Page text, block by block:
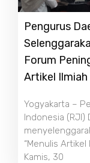
Pengurus
Forum
Artikel
Yogyakarta –
Indonesia (RJI)
“Menulis
Kamis, 30